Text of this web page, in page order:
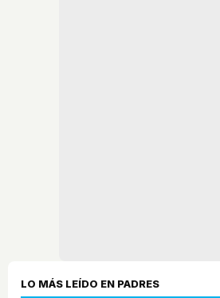
LO MÁS LEÍDO EN PADRES